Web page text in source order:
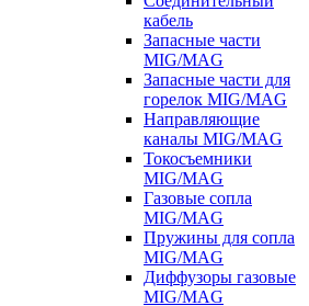
кабель
Запасные части
MIG/MAG
Запасные части для
горелок MIG/MAG
Направляющие
каналы MIG/MAG
Токосъемники
MIG/MAG
Газовые сопла
MIG/MAG
Пружины для сопла
MIG/MAG
Диффузоры газовые
MIG/MAG